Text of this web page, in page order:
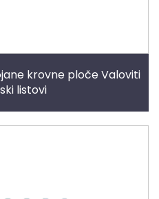
krovne ploče Valoviti
listovi